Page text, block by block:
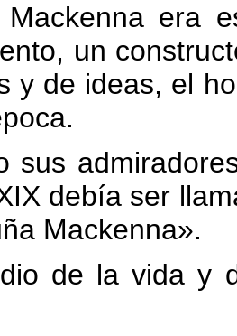
Mackenna era
un
y de ideas, el
sus
debía ser
Mackenna».
de la vida y